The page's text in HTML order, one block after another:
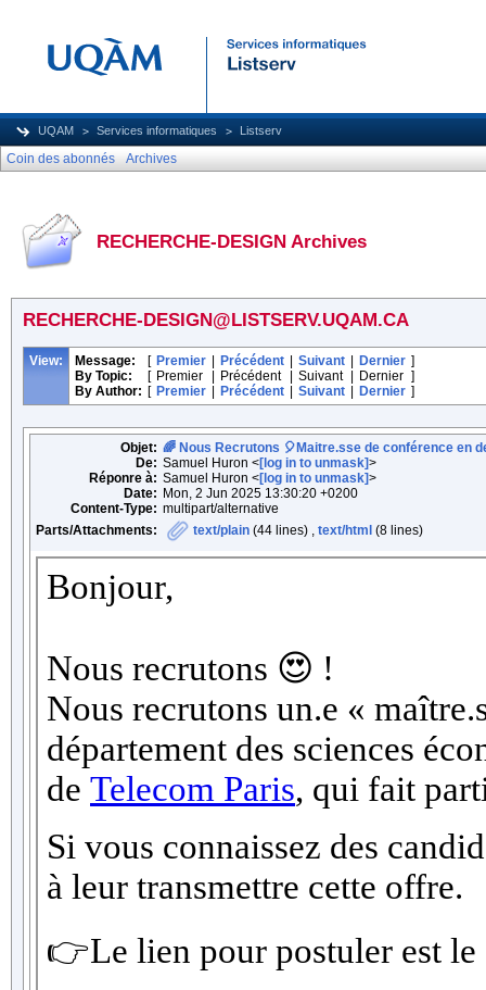
UQAM Services informatiques Listserv
Coin des abonnés Archives
RECHERCHE-DESIGN Archives
RECHERCHE-DESIGN@LISTSERV.UQAM.CA
View: Message: [ Premier Précédent Suivant Dernier ]
By Topic:
[ Premier Précédent Suivant Dernier ]
By Author: [ Premier Précédent Suivant Dernier ]
Objet: 🌈 Nous Recrutons 🎈Maitre.sse de conférence
De: Samuel Huron <[log in to unmask]>
Réponre à: Samuel Huron <[log in to unmask]>
Date: Mon, 2 Jun 2025 13:30:20 +0200
Content-Type: multipart/alternative
Parts/Attachments:
text/plain (44 lines) , text/html (8 lines)